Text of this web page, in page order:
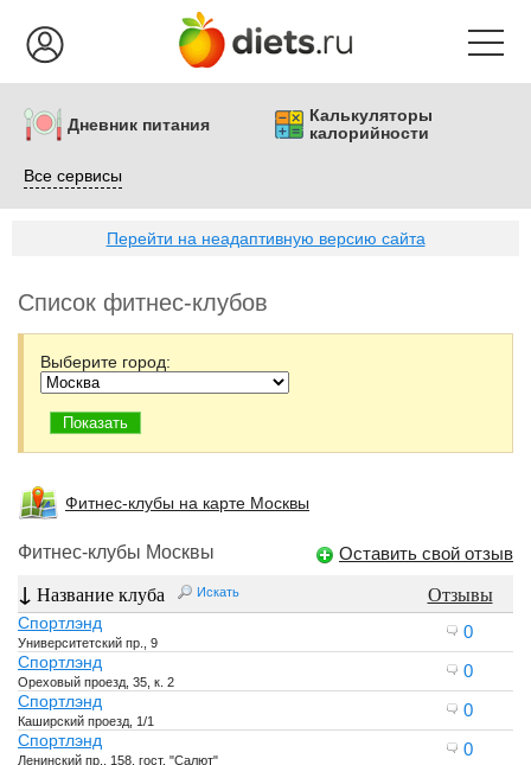
Дневник питания
Калькуляторы
калорийности
Все сервисы
Перейти на неадаптивную версию сайта
Список фитнес-клубов
Выберите город:
Фитнес-клубы на карте Москвы
Фитнес-клубы Москвы Оставить свой отзыв
↓ Название клуба Искать Отзывы
Спортлэнд
Университетский пр., 9
0
Спортлэнд
Ореховый проезд, 35, к. 2
0
Спортлэнд
Каширский проезд, 1/1
0
Спортлэнд
Ленинский пр., 158, гост. "Салют"
0